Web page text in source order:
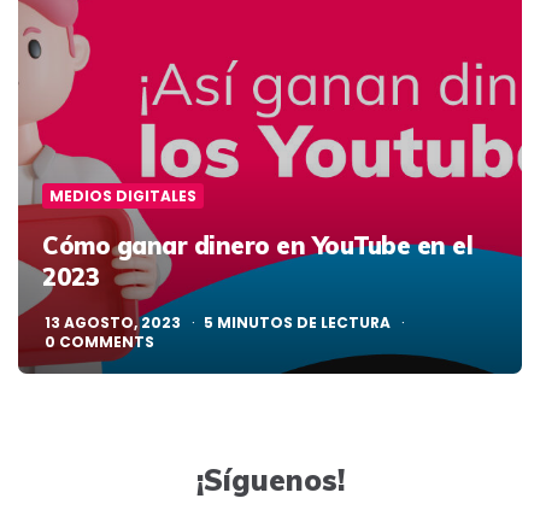
MEDIOS DIGITALES
Cómo ganar dinero en YouTube en el
2023
13 AGOSTO, 2023 5 MINUTOS DE LECTURA
0 COMMENTS
¡Síguenos!